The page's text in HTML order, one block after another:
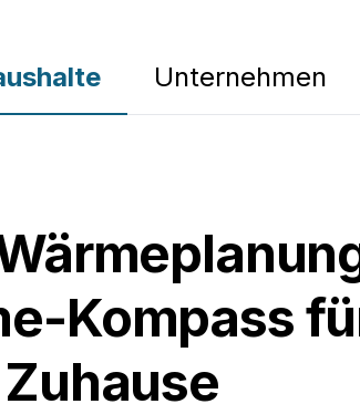
Unternehmen
Kompass
Zuhause